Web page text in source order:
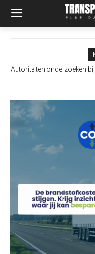
Autoriteiten onderzoeken